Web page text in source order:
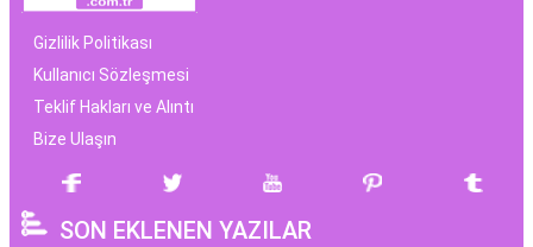
Gizlilik Politikası
Kullanıcı Sözleşmesi
Teklif Hakları ve Alıntı
Bize Ulaşın
SON EKLENEN YAZILAR